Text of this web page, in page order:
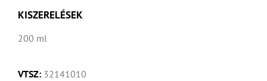
KISZERELÉSEK
200 ml
VTSZ: 32141010